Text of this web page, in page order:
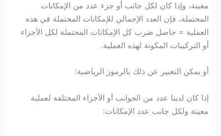
معينة، وإذا كان لكل جانب أو جزء عدد من الإمكانات
المحتملة، فإن العدد الإجمالي للإمكانات المحتملة في هذه
العملية = حاصل ضرب كل الإمكانات المحتملة لكل الأجزاء
أو التركيبات المكونة لهذه العملية.
أو يمكن التعبير عن ذلك بالرموز الرياضية:
إذا كان لدينا عدد من الجوانب أو الأجزاء المختلفة لعملية
معينة ولكل جانب عدد الإمكانات: